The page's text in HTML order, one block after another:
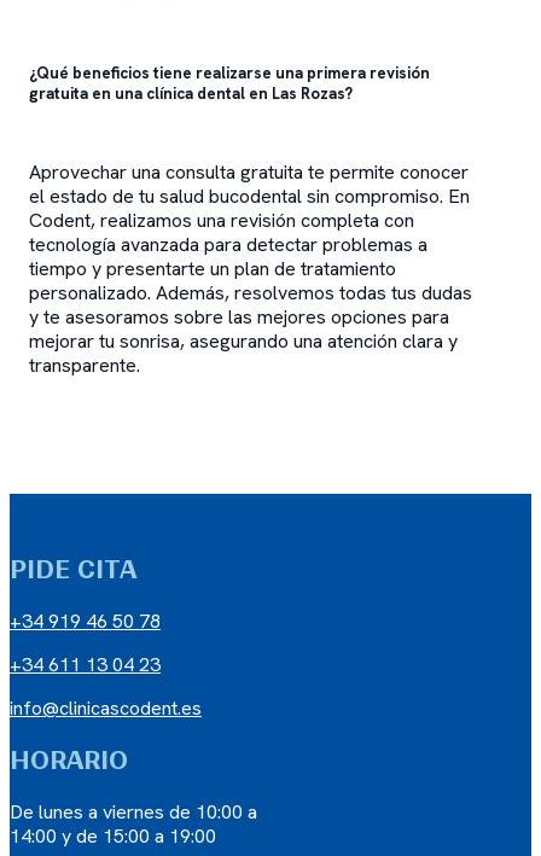
¿Qué beneficios tiene realizarse una primera revisión
gratuita en una clínica dental en Las Rozas?
Aprovechar una consulta gratuita te permite conocer
el estado de tu salud bucodental sin compromiso. En
Codent, realizamos una revisión completa con
tecnología avanzada para detectar problemas a
tiempo y presentarte un plan de tratamiento
personalizado. Además, resolvemos todas tus dudas
y te asesoramos sobre las mejores opciones para
mejorar tu sonrisa, asegurando una atención clara y
transparente.
PIDE CITA
+34 919 46 50 78
+34 611 13 04 23
info@clinicascodent.es
HORARIO
De lunes a viernes de 10:00 a
14:00 y de 15:00 a 19:00